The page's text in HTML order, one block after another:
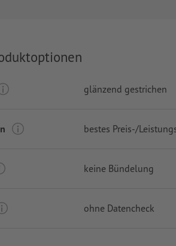
glänzend gestrichen
bestes Preis-/
keine Bündelung
ohne Datencheck